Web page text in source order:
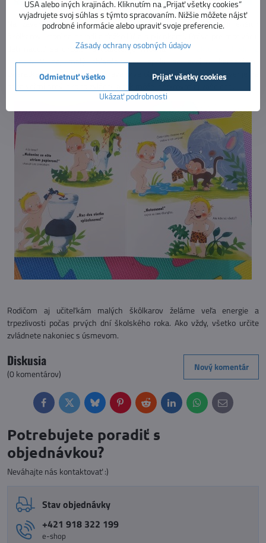
Na záver ešte jedna kniha, ktorá je opäť určená pre najmenších
detí naučiť sa chodiť na toaletu, je vhodnákniha Takto sa chodí na
záchod. V nej malý chlapček Leo spolu so svojimi kamarátmi,
zvieratkami z džungle, prekonáva prvé obavy zo záchoda. Na záver je na
Rodičom aj učiteľkám malých škôlkarov želáme veľa energie a
trpezlivosti počas prvých dní školského roka. Ako vždy, všetko určite
zvládnete nakoniec s úsmevom.
Diskusia
(0 komentárov)
Nový komentár
FacebookTwitterBlueskyPinterestReddit LinkedInWhatsApp
E-
mail
Potrebujete poradiť s
objednávkou?
Neváhajte nás kontaktovať :)
Stav objednávky
+421 918 322 199
e-shop
USA alebo iných krajinách. Kliknutím na „Prijať všetky cookies“
vyjadrujete svoj súhlas s týmto spracovaním. Nižšie môžete nájsť
podrobné informácie alebo upraviť svoje preferencie.
Zásady ochrany osobných údajov
Ukázať podrobnosti
Prijať všetky cookies
Odmietnuť všetko